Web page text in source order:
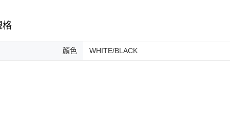
格
顏色 WHITE/BLACK